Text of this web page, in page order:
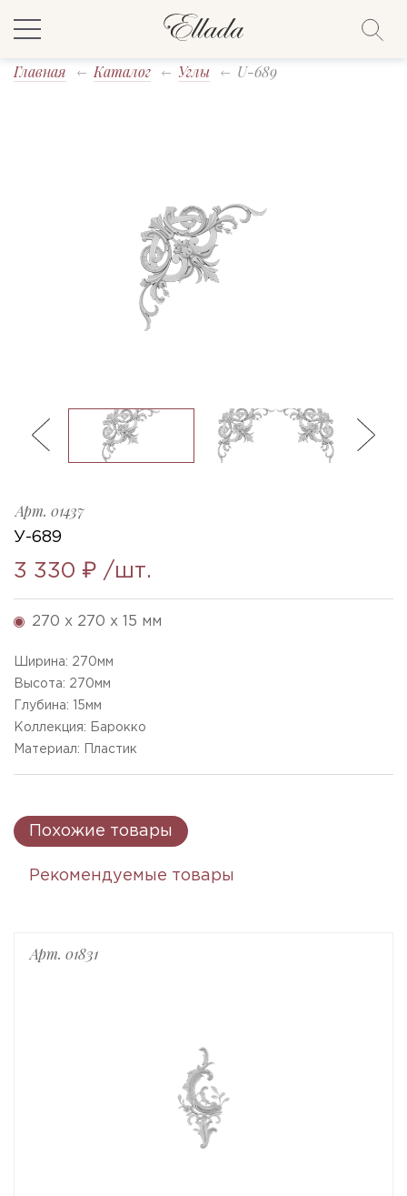
Главная Каталог Углы U-689
Арт. 01437
У-689
3 330 ₽ /шт.
270 x 270 x 15 мм
Ширина: 270мм
Высота: 270мм
Глубина:
15мм
Коллекция: Барокко
Материал: Пластик
Похожие товары
Рекомендуемые товары
Арт. 01831